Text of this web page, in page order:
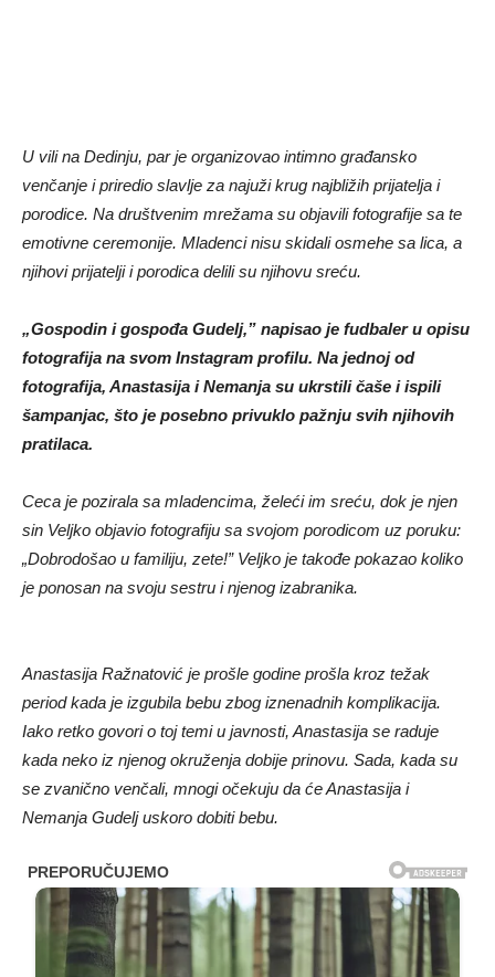
U vili na Dedinju, par je organizovao intimno građansko
venčanje i priredio slavlje za najuži krug najbližih prijatelja i
porodice. Na društvenim mrežama su objavili fotografije sa te
emotivne ceremonije. Mladenci nisu skidali osmehe sa lica, a
njihovi prijatelji i porodica delili su njihovu sreću.
„Gospodin i gospođa Gudelj,” napisao je fudbaler u opisu
fotografija na svom Instagram profilu. Na jednoj od
fotografija, Anastasija i Nemanja su ukrstili čaše i ispili
šampanjac, što je posebno privuklo pažnju svih njihovih
pratilaca.
Ceca je pozirala sa mladencima, želeći im sreću, dok je njen
sin Veljko objavio fotografiju sa svojom porodicom uz poruku:
„Dobrodošao u familiju, zete!” Veljko je takođe pokazao koliko
je ponosan na svoju sestru i njenog izabranika.
Anastasija Ražnatović je prošle godine prošla kroz težak
period kada je izgubila bebu zbog iznenadnih komplikacija.
Iako retko govori o toj temi u javnosti, Anastasija se raduje
kada neko iz njenog okruženja dobije prinovu. Sada, kada su
se zvanično venčali, mnogi očekuju da će Anastasija i
Nemanja Gudelj uskoro dobiti bebu.